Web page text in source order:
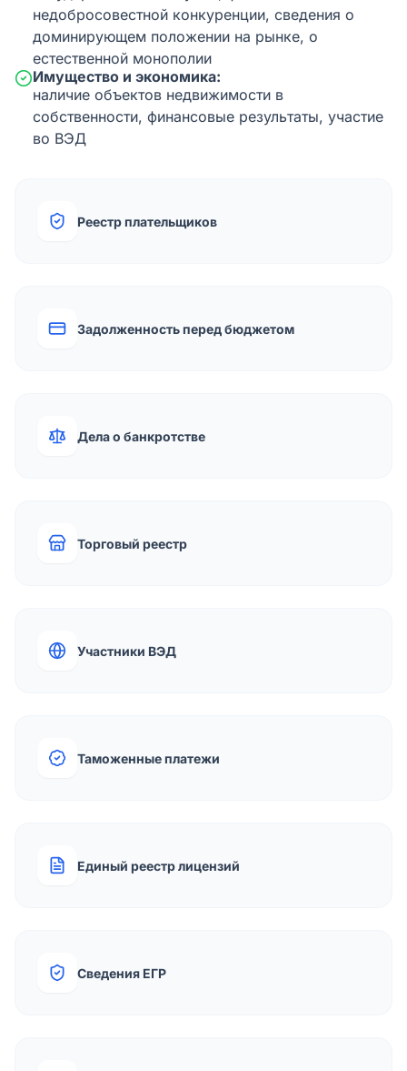
недобросовестной конкуренции, сведения о
доминирующем положении на рынке, о
естественной монополии
Имущество и экономика:
наличие объектов недвижимости в
собственности, финансовые результаты, участие
во ВЭД
Реестр плательщиков
Задолженность перед бюджетом
Дела о банкротстве
Торговый реестр
Участники ВЭД
Таможенные платежи
Единый реестр лицензий
Сведения ЕГР